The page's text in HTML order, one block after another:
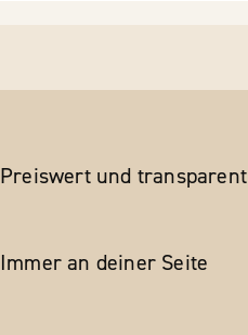
Preiswert und transparent
Immer an deiner Seite